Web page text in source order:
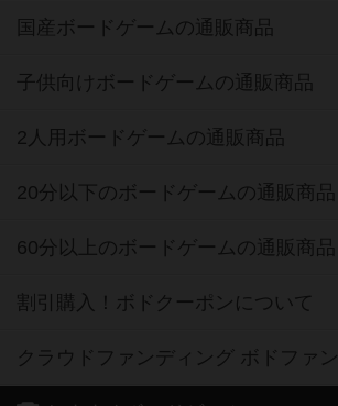
国産ボードゲームの通販商品
子供向けボードゲームの通販商品
2人用ボードゲームの通販商品
20分以下のボードゲームの通販商品
60分以上のボードゲームの通販商品
割引購入！ボドクーポンについて
クラウドファンディング ボドファン